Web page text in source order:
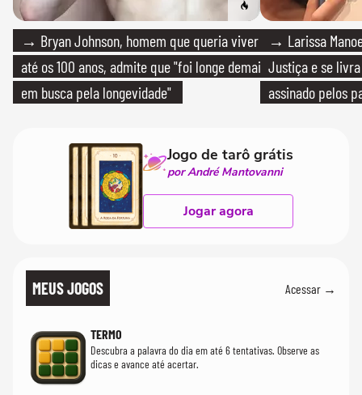
→ Bryan Johnson, homem que queria viver
até os 100 anos, admite que "foi longe demais
em busca pela longevidade"
→ Larissa
Justiça e se
assinado pelos
Jogo de tarô grátis
por André Mantovanni
Jogar agora
MEUS JOGOS Acessar →
TERMO
Descubra a palavra do dia em até 6 tentativas. Observe as
dicas e avance até acertar.